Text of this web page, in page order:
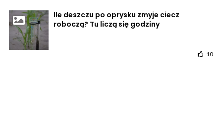
Ile deszczu po oprysku zmyje ciecz
roboczą? Tu liczą się godziny
10